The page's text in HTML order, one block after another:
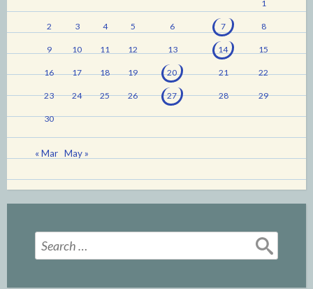
1
2 3 4 5 6 7 8
9 10 11 12 13 14 15
16 17 18 19 20 21 22
23 24 25 26 27 28 29
30
« Mar May »
Search
for: